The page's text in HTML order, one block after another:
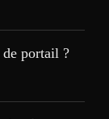
de portail ?